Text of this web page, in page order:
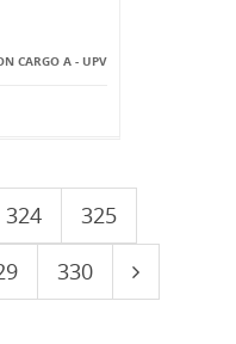
CARGO A - UPV
324
325
330